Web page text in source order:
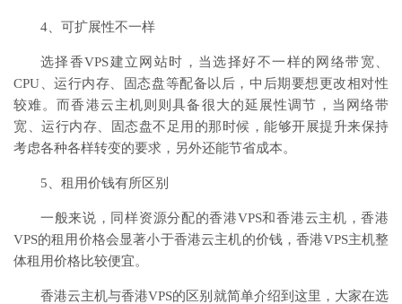
4、可扩展性不一样
选择香VPS建立网站时，当选择好不一样的网络带宽、
CPU、运行内存、固态盘等配备以后，中后期要想更改相对性
较难。而香港云主机则则具备很大的延展性调节，当网络带
宽、运行内存、固态盘不足用的那时候，能够开展提升来保持
考虑各种各样转变的要求，另外还能节省成本。
5、租用价钱有所区别
一般来说，同样资源分配的香港VPS和香港云主机，香港
VPS的租用价格会显著小于香港云主机的价钱，香港VPS主机整
体租用价格比较便宜。
香港云主机与香港VPS的区别就简单介绍到这里，大家在选